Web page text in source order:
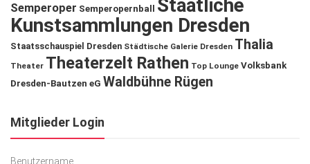
Semperoper Semperopernball Staatliche
Kunstsammlungen Dresden
Staatsschauspiel Dresden Städtische Galerie Dresden Thalia
Theater Theaterzelt Rathen Top Lounge Volksbank
Dresden-Bautzen eG Waldbühne Rügen
Mitglieder Login
Benutzername